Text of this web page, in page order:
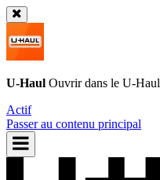
U-Haul Ouvrir dans le U-Haul
Actif
Passer au contenu principal